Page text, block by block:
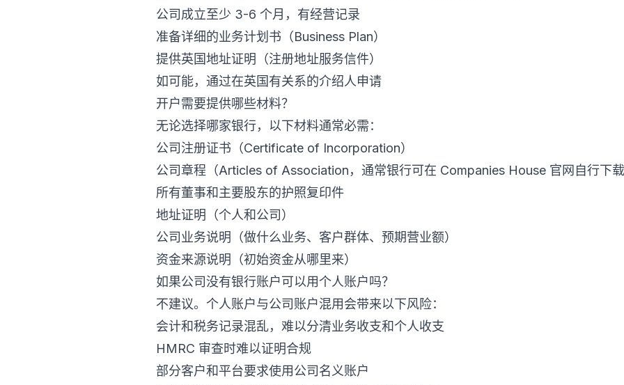
公司成立至少 3-6 个月，有经营记录
准备详细的业务计划书（Business Plan）
提供英国地址证明（注册地址服务信件）
如可能，通过在英国有关系的介绍人申请
开户需要提供哪些材料？
无论选择哪家银行，以下材料通常必需：
公司注册证书（Certificate of Incorporation）
公司章程（Articles of Association，通常银行可在 Companies House 官网自行下
所有董事和主要股东的护照复印件
地址证明（个人和公司）
公司业务说明（做什么业务、客户群体、预期营业额）
资金来源说明（初始资金从哪里来）
如果公司没有银行账户可以用个人账户吗？
不建议。个人账户与公司账户混用会带来以下风险：
会计和税务记录混乱，难以分清业务收支和个人收支
HMRC 审查时难以证明合规
部分客户和平台要求使用公司名义账户